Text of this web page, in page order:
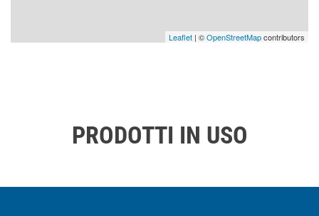
Leaflet | ©OpenStreetMapcontributors
PRODOTTI IN USO